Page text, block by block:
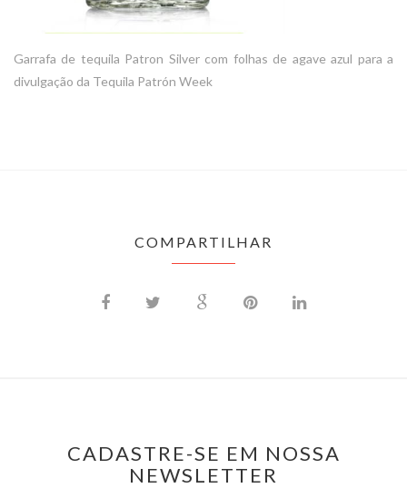
Garrafa de tequila Patron Silver com folhas de agave azul para a
divulgação da Tequila Patrón Week
COMPARTILHAR
CADASTRE-SE EM NOSSA
NEWSLETTER